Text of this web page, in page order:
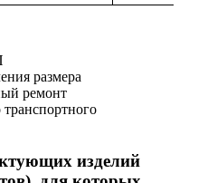
размера
ремонт
изделий